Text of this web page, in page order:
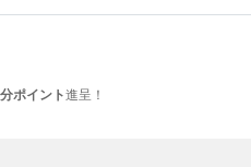
ポイント進呈！